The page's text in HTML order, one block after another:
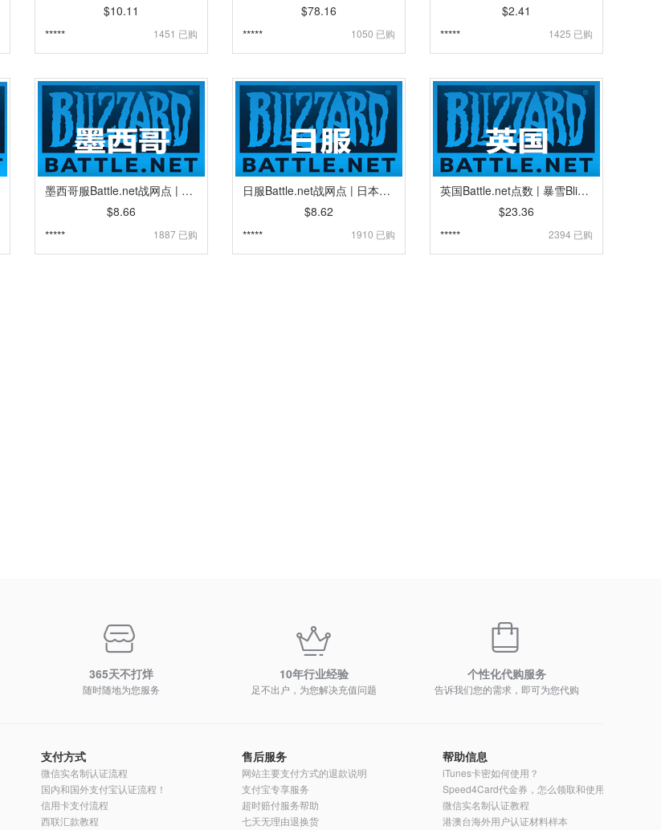
$10.11
*****
1451 已购
$78.16
*****
1050 已购
$2.41
*****
1425 已购
墨西哥服Battle.net战网点 | 暴雪Blizzard礼品卡卡密 | 魔兽,炉石传说,暗黑4,守望先锋,风暴英雄 [自动发货]
$8.66
*****
1887 已购
日服Battle.net战网点 | 日本暴雪Blizzard礼品卡卡密 | 魔兽,炉石传说,暗黑4,守望先锋,风暴英雄 [自动发货]
$8.62
*****
1910 已购
英国Battle.net点数 | 暴雪Blizzard战网点卡卡密 | 英国魔兽,炉石传说,暗黑4,守望先锋,风暴英雄 [自动发货]
$23.36
*****
2394 已购
365天不打烊
随时随地为您服务
10年行业经验
足不出户，为您解决充值问题
个性化代购服务
告诉我们您的需求，即可为您代购
支付方式
微信实名制认证流程
国内和国外支付宝认证流程！
信用卡支付流程
西联汇款教程
售后服务
网站主要支付方式的退款说明
支付宝专享服务
超时赔付服务帮助
七天无理由退换货
帮助信息
iTunes卡密如何使用？
Speed4Card代金券，怎么领取和使用？
微信实名制认证教程
港澳台海外用户认证材料样本